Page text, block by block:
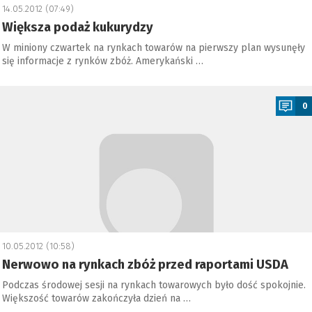
14.05.2012 (07:49)
Większa podaż kukurydzy
W miniony czwartek na rynkach towarów na pierwszy plan wysunęły
się informacje z rynków zbóż. Amerykański …
0
10.05.2012 (10:58)
Nerwowo na rynkach zbóż przed raportami USDA
Podczas środowej sesji na rynkach towarowych było dość spokojnie.
Większość towarów zakończyła dzień na …